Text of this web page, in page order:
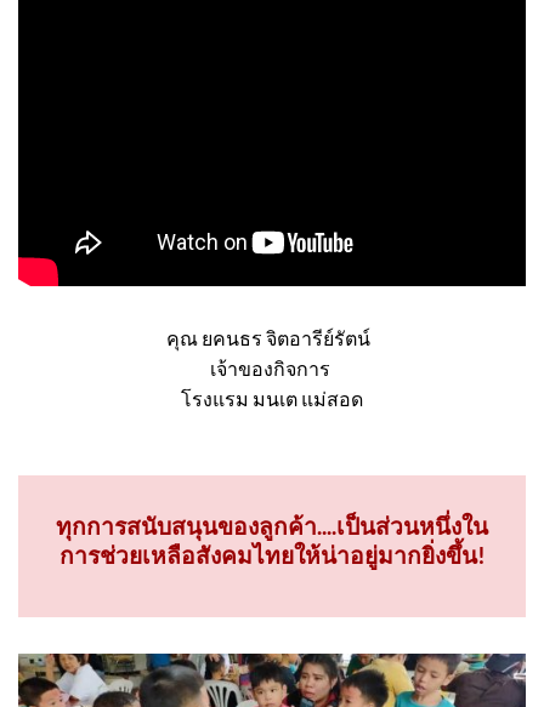
คุณ ยคนธร จิตอารีย์รัตน์
ทุกการสนับสนุนของลูกค้า....เป็นส่วนหนึ่งใน